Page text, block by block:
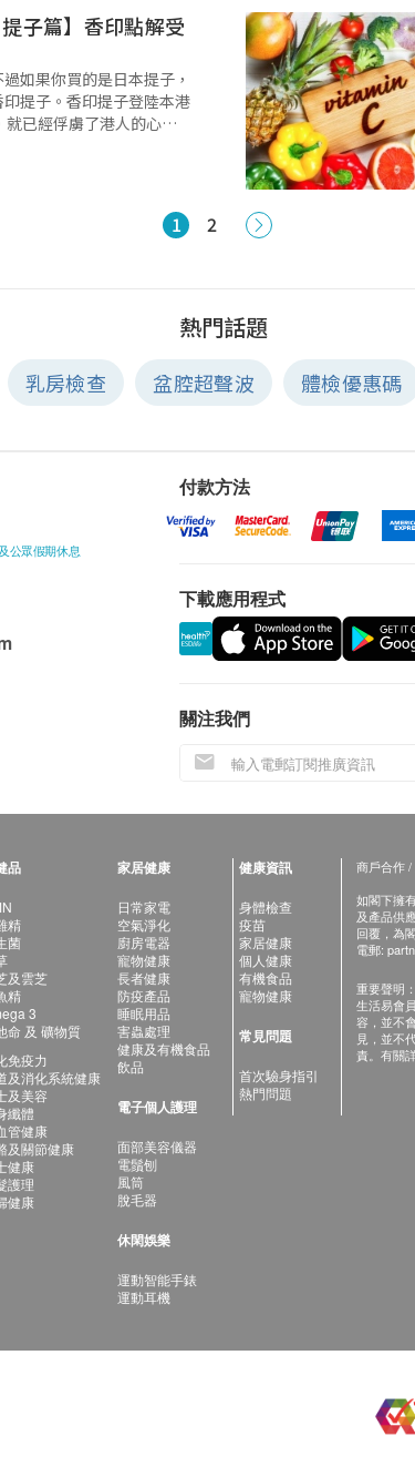
提子篇】香印點解受
如果你買的是日本提子，
提子。香印提子登陸本港
就已經俘虜了港人的心，
Quick Links 香印提子
1 2
熱門話題
乳房檢查 盆腔超聲波 體檢優惠碼
公眾假期休息
付款方法
下載應用程式
關注我們
品
精
菌
及雲芝
精
3
命 及 礦物質
免疫力
及消化系統健康
及美容
纖體
管健康
及關節健康
健康
護理
健康
家居健康
日常家電
空氣淨化
廚房電器
寵物健康
長者健康
防疫產品
睡眠用品
害蟲處理
健康及有機食品
飲品
電子個人護理
面部美容儀器
電鬚刨
風筒
脫毛器
休閑娛樂
運動智能手錶
運動耳機
健康資訊
身體檢查
疫苗
家居健康
個人健康
有機食品
寵物健康
常見問題
首次驗身指引
熱門問題
商戶合作 /
如閣下擁
及產品供
回覆，為
電郵:
重要聲明：
生活易會
容，並不
見，並不
責。有關